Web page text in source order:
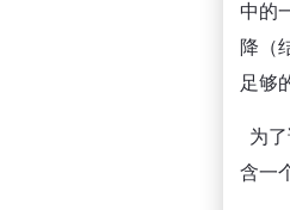
中的
降（
足够
为
含一